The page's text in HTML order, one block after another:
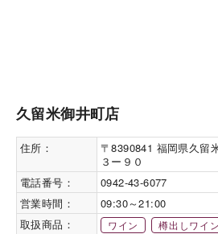
久留米御井町店
住所：
〒8390841 福岡県久留
３ー９０
電話番号：
0942-43-6077
営業時間：
09:30～21:00
取扱商品：
ワイン 樽出しワイン